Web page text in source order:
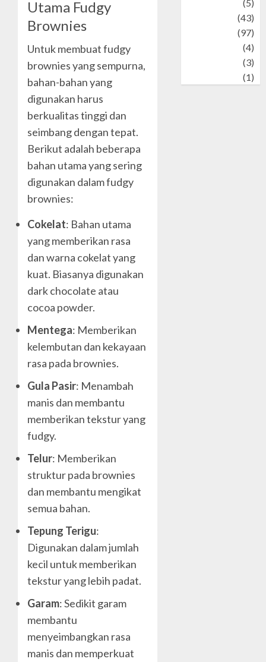
Utama Fudgy
Brownies
Untuk membuat fudgy
brownies yang sempurna,
bahan-bahan yang
digunakan harus
berkualitas tinggi dan
seimbang dengan tepat.
Berikut adalah beberapa
bahan utama yang sering
digunakan dalam fudgy
brownies:
Cokelat: Bahan utama
yang memberikan rasa
dan warna cokelat yang
kuat. Biasanya digunakan
dark chocolate atau
cocoa powder.
Mentega: Memberikan
kelembutan dan kekayaan
rasa pada brownies.
Gula Pasir: Menambah
manis dan membantu
memberikan tekstur yang
fudgy.
Telur: Memberikan
struktur pada brownies
dan membantu mengikat
semua bahan.
Tepung Terigu:
Digunakan dalam jumlah
kecil untuk memberikan
tekstur yang lebih padat.
Garam: Sedikit garam
membantu
menyeimbangkan rasa
manis dan memperkuat
(5)
(43)
(97)
(4)
(3)
(1)